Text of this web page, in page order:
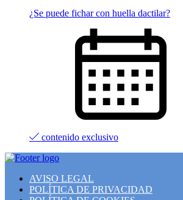
¿Se puede fichar con huella dactilar?
contenido exclusivo
AVISO LEGAL
POLÍTICA DE PRIVACIDAD